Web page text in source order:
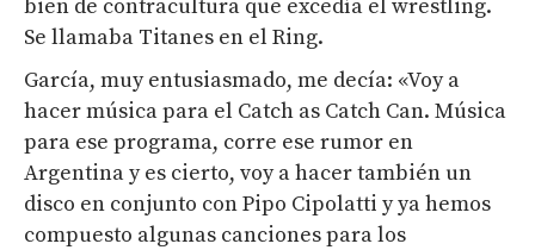
bien de contracultura que excedía el wrestling.
Se llamaba Titanes en el Ring.
García, muy entusiasmado, me decía: «Voy a
hacer música para el Catch as Catch Can. Música
para ese programa, corre ese rumor en
Argentina y es cierto, voy a hacer también un
disco en conjunto con Pipo Cipolatti y ya hemos
compuesto algunas canciones para los